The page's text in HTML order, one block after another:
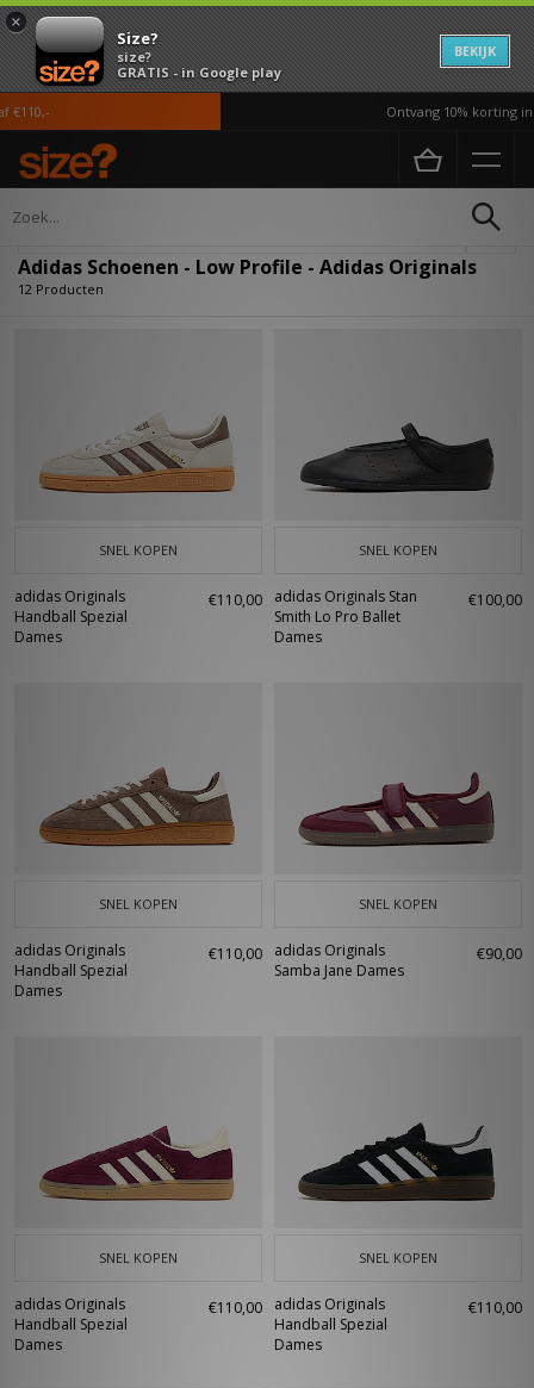
×
Size?
size?
GRATIS - in Google play
BEKIJK
Ontvang 10% korting in
Home Dames
Adidas Schoenen - Low Profile - Adidas Originals
12 Producten
SNEL KOPEN
adidas Originals
Handball Spezial
Dames
€110,00
SNEL KOPEN
adidas Originals Stan
Smith Lo Pro Ballet
Dames
€100,00
SNEL KOPEN
adidas Originals
Handball Spezial
Dames
€110,00
SNEL KOPEN
adidas Originals
Samba Jane Dames
€90,00
SNEL KOPEN
adidas Originals
Handball Spezial
Dames
€110,00
SNEL KOPEN
adidas Originals
Handball Spezial
Dames
€110,00